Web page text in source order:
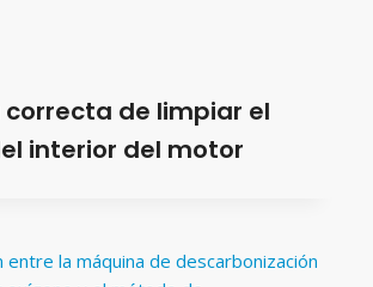
correcta de limpiar el
interior del motor